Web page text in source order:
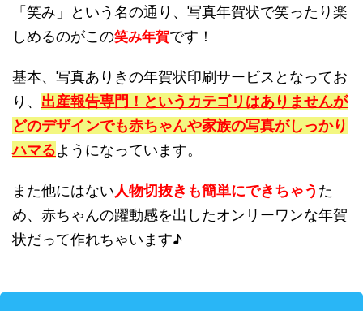
「笑み」という名の通り、写真年賀状で笑ったり楽
しめるのがこの笑み年賀です！
基本、写真ありきの年賀状印刷サービスとなってお
り、 出産報告専門！というカテゴリはありませんが
どのデザインでも赤ちゃんや家族の写真がしっかり
ハマるようになっています。
また他にはない人物切抜きも簡単にできちゃう た
め、赤ちゃんの躍動感を出したオンリーワンな年賀
状だって作れちゃいます♪